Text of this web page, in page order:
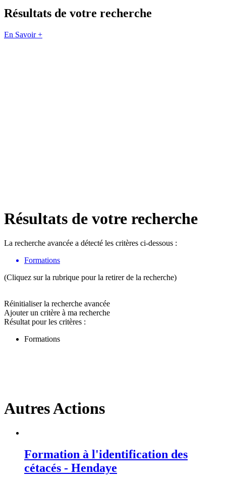
Résultats de votre recherche
En Savoir +
Résultats de votre recherche
La recherche avancée a détecté les critères ci-dessous :
Formations
(Cliquez sur la rubrique pour la retirer de la recherche)
Réinitialiser la recherche avancée
Ajouter un critère à ma recherche
Résultat pour les critères :
Formations
Autres Actions
Formation à l'identification des
cétacés - Hendaye